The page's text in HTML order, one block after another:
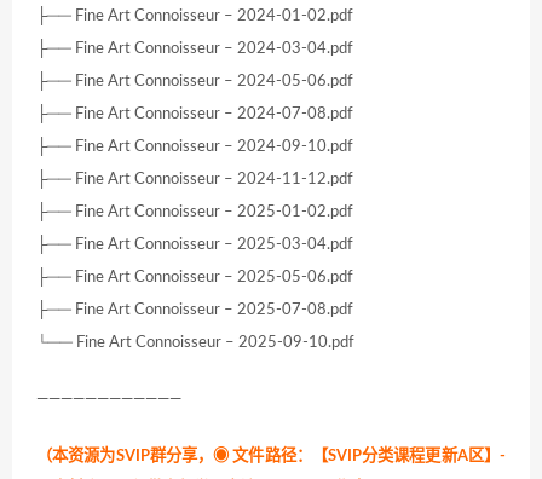
├── Fine Art Connoisseur – 2024-01-02.pdf
├── Fine Art Connoisseur – 2024-03-04.pdf
├── Fine Art Connoisseur – 2024-05-06.pdf
├── Fine Art Connoisseur – 2024-07-08.pdf
├── Fine Art Connoisseur – 2024-09-10.pdf
├── Fine Art Connoisseur – 2024-11-12.pdf
├── Fine Art Connoisseur – 2025-01-02.pdf
├── Fine Art Connoisseur – 2025-03-04.pdf
├── Fine Art Connoisseur – 2025-05-06.pdf
├── Fine Art Connoisseur – 2025-07-08.pdf
└── Fine Art Connoisseur – 2025-09-10.pdf
————————————
（本资源为SVIP群分享，◉ 文件路径：【SVIP分类课程更新A区】-